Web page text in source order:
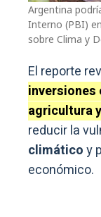
Argentina
Interno (PBI)
sobre Clima y
El reporte
inversiones
agricultura
reducir la
climáticoy
económico.